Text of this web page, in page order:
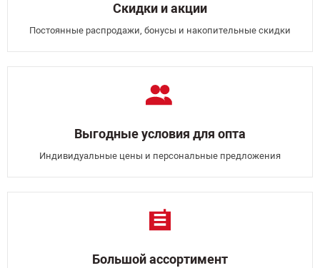
Скидки и акции
Постоянные распродажи, бонусы и накопительные скидки
Выгодные условия для опта
Индивидуальные цены и персональные предложения
Большой ассортимент